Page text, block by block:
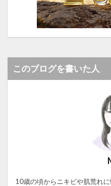
このブログを書いた人
10歳の頃からニキビや肌荒れ